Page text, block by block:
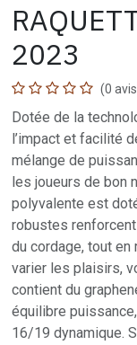
2023
(0
Dotée de la
l’impact et facilité
mélange de
les joueurs de bon
polyvalente est
robustes
du cordage, tout
varier les plaisirs,
contient du
équilibre
16/19 dynamique.